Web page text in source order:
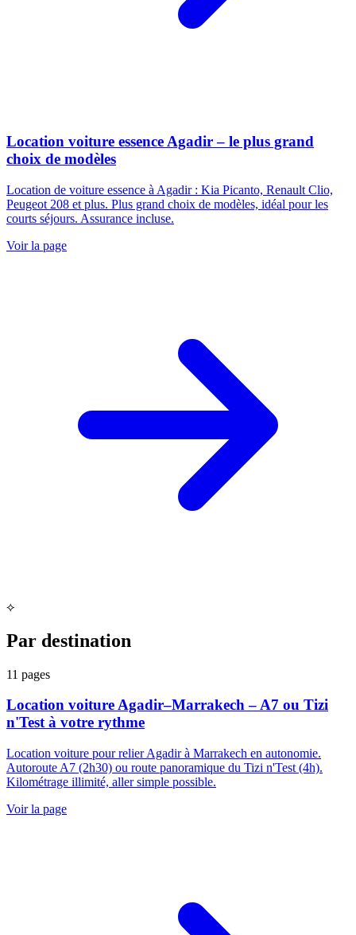
Location voiture essence Agadir – le plus grand
choix de modèles
Location de voiture essence à Agadir : Kia Picanto, Renault Clio,
Peugeot 208 et plus. Plus grand choix de modèles, idéal pour les
courts séjours. Assurance incluse.
Voir la page
⟡
Par destination
11 pages
Location voiture Agadir–Marrakech – A7 ou Tizi
n'Test à votre rythme
Location voiture pour relier Agadir à Marrakech en autonomie.
Autoroute A7 (2h30) ou route panoramique du Tizi n'Test (4h).
Kilométrage illimité, aller simple possible.
Voir la page